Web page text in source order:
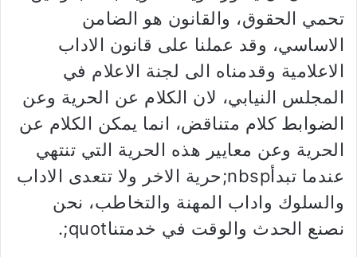
تحمي الحقوق، والقانون هو الضامن
الاساسي، وقد عملنا على قانون الاداب
الاعلامية وقدمناه الى لجنة الاعلام في
المجلس النيابي، لان الكلام عن الحرية وعن
الضوابط كلام متناقض، انما يمكن الكلام عن
الحرية وعن معايير هذه الحرية التي تنتهي
عندما تبدأnbsp;حرية الاخر ولا تتعدى الاداب
والسلوك واداب المهنة والتخاطب، نحن
نصنع الحدث والوقت في خدمتناquot;.